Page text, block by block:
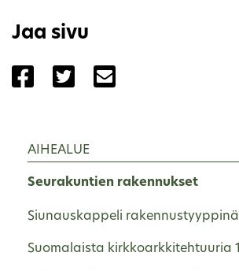
Jaa sivu
Jaa sivu palvelussa Facebook
Jaa sivu palvelussa Twitter
Jaa sivu palvelussa
AIHEALUE
Seurakuntien rakennukset
Siunauskappeli rakennustyyppinä
Suomalaista kirkkoarkkitehtuuria